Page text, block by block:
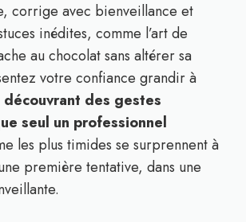
corrige avec bienveillance et
inédites, comme l’art de
au chocolat sans altérer sa
votre confiance grandir à
découvrant des gestes
seul un professionnel
les plus timides se surprennent à
première tentative, dans une